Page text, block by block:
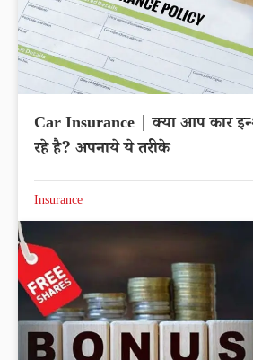
Car Insurance | क्या आप कार
रहे है? अपनाये ये तरीके
Insurance